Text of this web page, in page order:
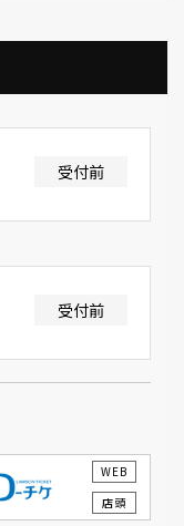
受付前
受付前
WEB
店頭